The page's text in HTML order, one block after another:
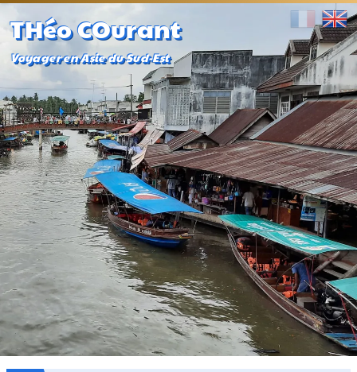
THéo COurant
Voyager en Asie du Sud-Est